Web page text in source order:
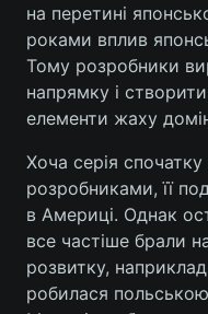
на перетині
роками вплив
Тому розробники
напрямку і
елементи жаху
Хоча серія
розробниками, її
в Америці. Однак
все частіше брали
розвитку,
робилася